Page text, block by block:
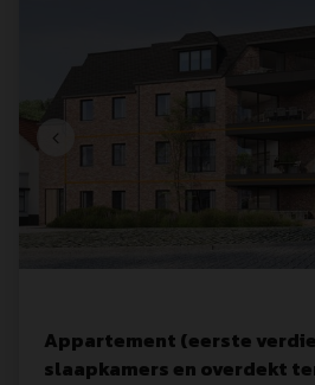
Appartement (eerste
slaapkamers en overdekt